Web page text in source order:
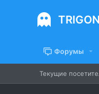
Форумы
Текущие